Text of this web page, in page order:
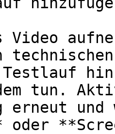
Video
Testlauf
tun.
erneut
oder